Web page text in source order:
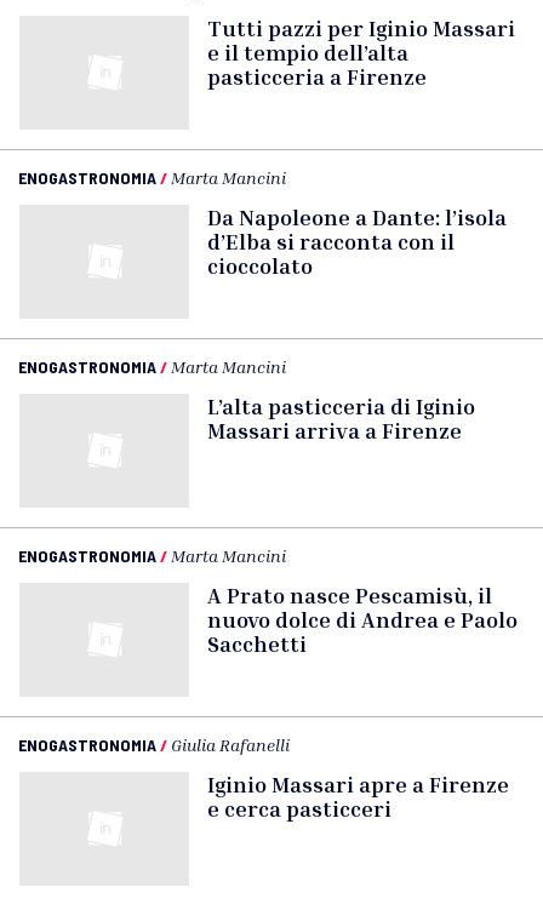
Tutti pazzi per Iginio Massari
e il tempio dell’alta
pasticceria a Firenze
ENOGASTRONOMIA/ Marta Mancini
Da Napoleone a Dante: l’isola
d’Elba si racconta con il
cioccolato
ENOGASTRONOMIA/ Marta Mancini
L’alta pasticceria di Iginio
Massari arriva a Firenze
ENOGASTRONOMIA/ Marta Mancini
A Prato nasce Pescamisù, il
nuovo dolce di Andrea e Paolo
Sacchetti
ENOGASTRONOMIA/ Giulia Rafanelli
Iginio Massari apre a Firenze
e cerca pasticceri